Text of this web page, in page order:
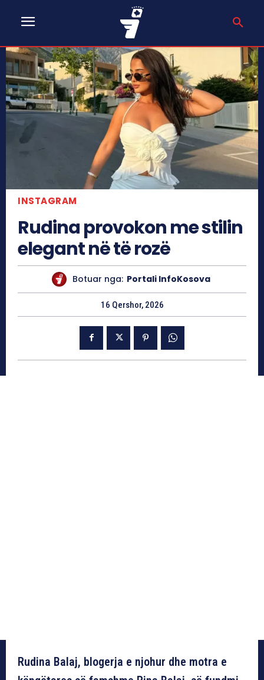
INSTAGRAM
Rudina provokon me stilin
elegant në të rozë
Botuar nga: Portali InfoKosova
16 Qershor, 2026
Rudina Balaj, blogerja e njohur dhe motra e